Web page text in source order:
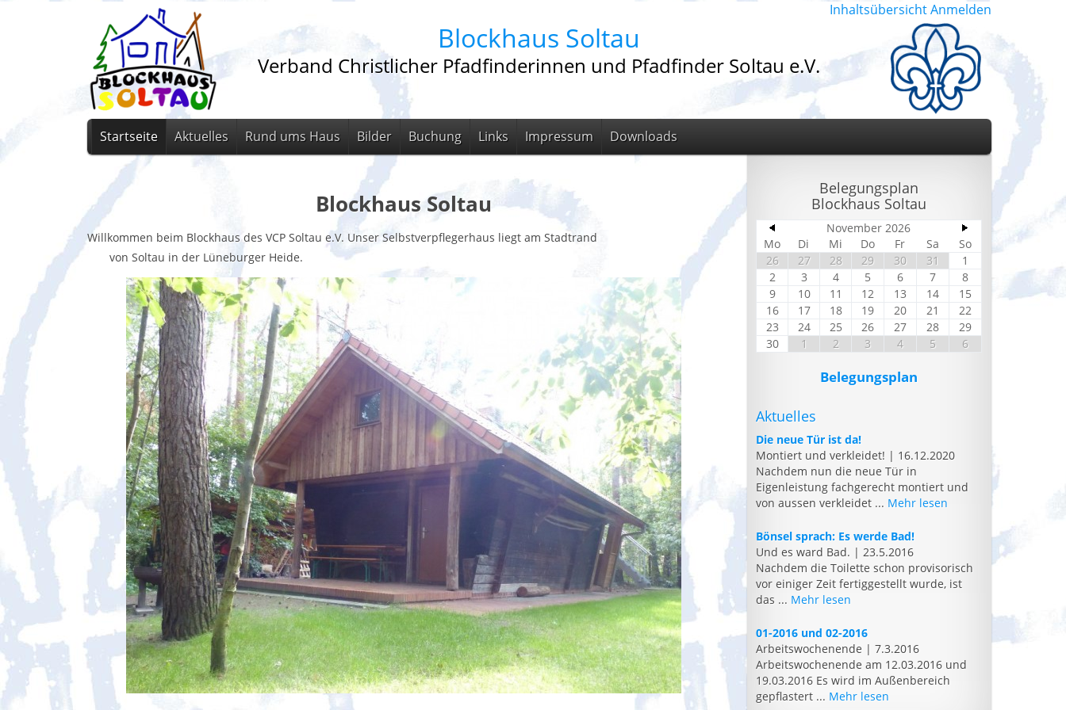
Inhaltsübersicht Anmelden
Blockhaus Soltau
Verband Christlicher Pfadfinderinnen und Pfadfinder Soltau e.V.
Startseite Aktuelles Rund ums Haus Bilder Buchung Links Impressum Downloads
Blockhaus Soltau
Willkommen beim Blockhaus des VCP Soltau e.V. Unser Selbstverpflegerhaus liegt am Stadtrand
von Soltau in der Lüneburger Heide.
Belegungsplan
Blockhaus Soltau
November 2026
Mo
Di Mi Do Fr Sa
So
26
27 28 29 30 31
1
2
3 4 5 6 7
8
9
10 11 12 13 14
15
16
17 18 19 20 21
22
23
24 25 26 27 28
29
30
1 2 3 4 5 6
Belegungsplan
Aktuelles
Die neue Tür ist da!
Montiert und verkleidet! | 16.12.2020
Nachdem nun die neue Tür in
Eigenleistung fachgerecht montiert und
von aussen verkleidet ... Mehr lesen
Bönsel sprach: Es werde Bad!
Und es ward Bad. | 23.5.2016
Nachdem die Toilette schon provisorisch
vor einiger Zeit fertiggestellt wurde, ist
das ... Mehr lesen
01-2016 und 02-2016
Arbeitswochenende |7.3.2016
Arbeitswochenende am 12.03.2016 und
19.03.2016 Es wird im Außenbereich
gepflastert ... Mehr lesen